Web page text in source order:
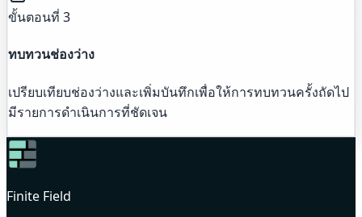
ขั้นตอนที่ 3
ทบทวนช่องว่าง
เปรียบเทียบช่องว่างและเพิ่มบันทึกเพื่อให้การทบทวนครั้งถัดไป
มีรายการดำเนินการที่ชัดเจน
Finite Field